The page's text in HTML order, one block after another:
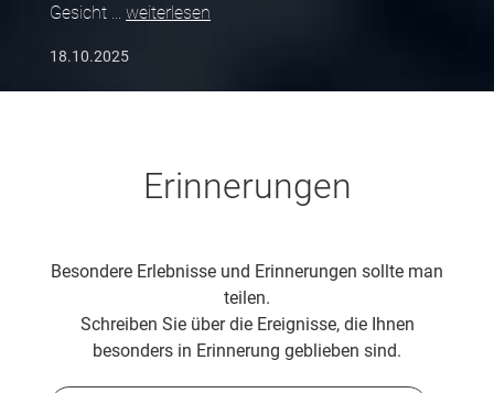
Gesicht
weiterlesen
18.10.2025
Erinnerungen
Besondere Erlebnisse und Erinnerungen sollte man
teilen.
Schreiben Sie über die Ereignisse, die Ihnen
besonders in Erinnerung geblieben sind.